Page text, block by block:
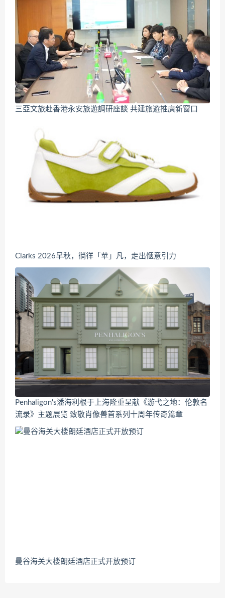
三亞文旅赴香港永安旅遊調研座談 共建旅遊推廣新窗口
Clarks 2026早秋，徜徉「苹」凡，走出惬意引力
Penhaligon's潘海利根于上海隆重呈献《游弋之地：伦敦名
流录》主题展览 致敬肖像兽首系列十周年传奇篇章
曼谷海关大楼朗廷酒店正式开放预订